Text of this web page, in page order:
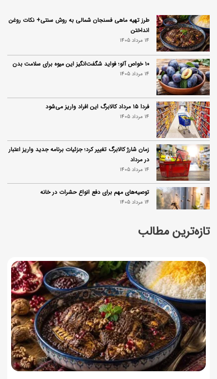
تازه‌ترین مطالب
طرز تهیه ماهی فسنجان شمالی به روش سنتی+ نکات روغن
انداختن
14 مرداد 1405
۱۰ خواص آلو؛ فواید شگفت‌انگیز این میوه برای سلامت بدن
14 مرداد 1405
فردا ۱۵ مرداد کالابرگ این افراد واریز می‌شود
14 مرداد 1405
زمان شارژ کالابرگ تغییر کرد؛ جزئیات برنامه جدید واریز اعتبار
در مرداد
14 مرداد 1405
توصیه‌های مهم برای دفع انواع حشرات در خانه
14 مرداد 1405
طرز تهیه آلبالو شور خانگی؛ خوش‌رنگ و بدون کپک
طرز تهیه پنکیک با شیره انگور؛ صبحانه‌ای سالم و انرژی‌بخش
14 مرداد 1405
۳۵ لیست غذاهای جدید و متفاوت؛ برای ناهار و مهمانی
14 مرداد 1405
طرز تهیه پش ملبا (پیچ ملبا)؛ دسر کلاسیک هلو و بستنی
13 مرداد 1405